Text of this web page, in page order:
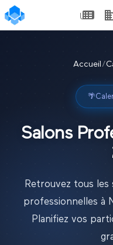
Accueil /
🌴
Salons
Retrouvez tous
professionnelles à
Planifiez vos